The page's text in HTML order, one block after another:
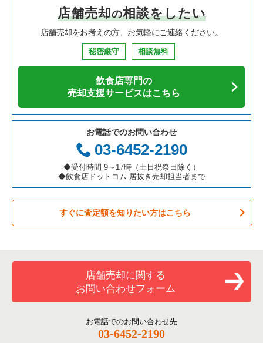
焼肉の居抜き売却物件の案件一覧
鉄板焼き・お好み焼の居抜き売却物件の案件一覧
カフェの居抜き売却物件の案件一覧
テイクアウトの居抜き売却物件の案件一覧
お弁当・惣菜・デリの居抜き売却物件の案件一覧
カラオケ・パブ・スナックの居抜き売却物件の案件一覧
バーの居抜き売却物件の案件一覧
居酒屋・ダイニングバーの居抜き売却物件の案件一覧
洋食の居抜き売却物件の案件一覧
その他の居抜き売却物件の案件一覧
大阪府の飲食店の居抜き売却物件の案件一覧
兵庫県の飲食店の居抜き売却物件の案件一覧
愛知県の飲食店の居抜き売却物件の案件一覧
岐阜県の飲食店の居抜き売却物件の案件一覧
三重県の飲食店の居抜き売却物件の案件一覧
さいたま市大宮区の飲食店の居抜き売却物件の案件一覧
入間市の飲食店の居抜き売却物件の案件一覧
久喜市の飲食店の居抜き売却物件の案件一覧
富士見市の飲食店の居抜き売却物件の案件一覧
ふじみ野市の飲食店の居抜き売却物件の案件一覧
朝霞市の飲食店の居抜き売却物件の案件一覧
草加市の飲食店の居抜き売却物件の案件一覧
さいたま市緑区の飲食店の居抜き売却物件の案件一覧
さいたま市南区の飲食店の居抜き売却物件の案件一覧
熊谷市の飲食店の居抜き売却物件の案件一覧
埼玉県の中華の居抜き売却物件の案件一覧
埼玉県のそば・うどんの居抜き売却物件の案件一覧
埼玉県の焼肉の居抜き売却物件の案件一覧
埼玉県の鉄板焼き・お好み焼の居抜き売却物件の案件一覧
埼玉県のアジア料理の居抜き売却物件の案件一覧
埼玉県のカフェの居抜き売却物件の案件一覧
埼玉県のテイクアウトの居抜き売却物件の案件一覧
埼玉県のお弁当・惣菜・デリの居抜き売却物件の案件一覧
埼玉県のバーの居抜き売却物件の案件一覧
埼玉県の居酒屋・ダイニングバーの居抜き売却物件の案件一覧
埼玉県の和食の居抜き売却物件の案件一覧
東浦和駅のお弁当・惣菜・デリの居抜き売却物件の案件一覧
東浦和駅の居酒屋・ダイニングバーの居抜き売却物件の案件一
店舗売却の相談をしたい
店舗売却をお考えの方、お気軽にご連絡ください。
秘密厳守 相談無料
飲食店専門の
売却支援サービスはこちら
お電話でのお問い合わせ
03-6452-2190
◆受付時間 9～17時（土日祝祭日除く）
◆飲食店ドットコム 居抜き売却担当者まで
すぐに査定額を知りたい方はこちら
店舗売却に関する
お問い合わせフォーム
お電話でのお問い合わせ先
03-6452-2190